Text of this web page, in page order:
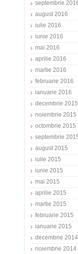
septembrie
august 2016
iulie 2016
iunie 2016
mai 2016
aprilie 2016
martie 2016
februarie 2016
ianuarie 2016
decembrie 2015
noiembrie 2015
octombrie 2015
septembrie
august 2015
iulie 2015
iunie 2015
mai 2015
aprilie 2015
martie 2015
februarie 2015
ianuarie 2015
decembrie 2014
noiembrie 2014